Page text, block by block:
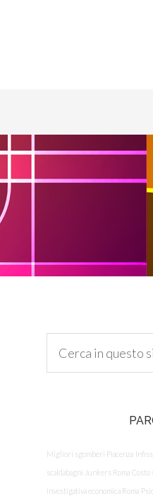
Migliori sgomberi Piacenza
scaldabagni Junkers Roma Costo
investigativa economica Roma